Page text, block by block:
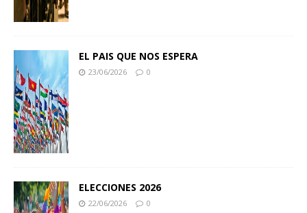
EL PAIS QUE NOS ESPERA
23/06/2026 0
ELECCIONES 2026
22/06/2026 0